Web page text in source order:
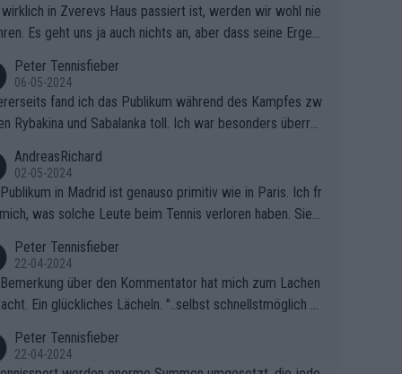
wirklich in Zverevs Haus passiert ist, werden wir wohl nie
Es geht uns ja auch nichts an, aber dass seine Ergeb
Peter Tennisfieber
06-05-2024
fand ich das Publikum während des Kampfes zw
Rybakina und Sabalanka toll. Ich war besonders überras
AndreasRichard
02-05-2024
in Madrid ist genauso primitiv wie in Paris. Ich fr
was solche Leute beim Tennis verloren haben. Sie s
Peter Tennisfieber
22-04-2024
über den Kommentator hat mich zum Lachen
Ein glückliches Lächeln. "..selbst schnellstmöglich na
Peter Tennisfieber
22-04-2024